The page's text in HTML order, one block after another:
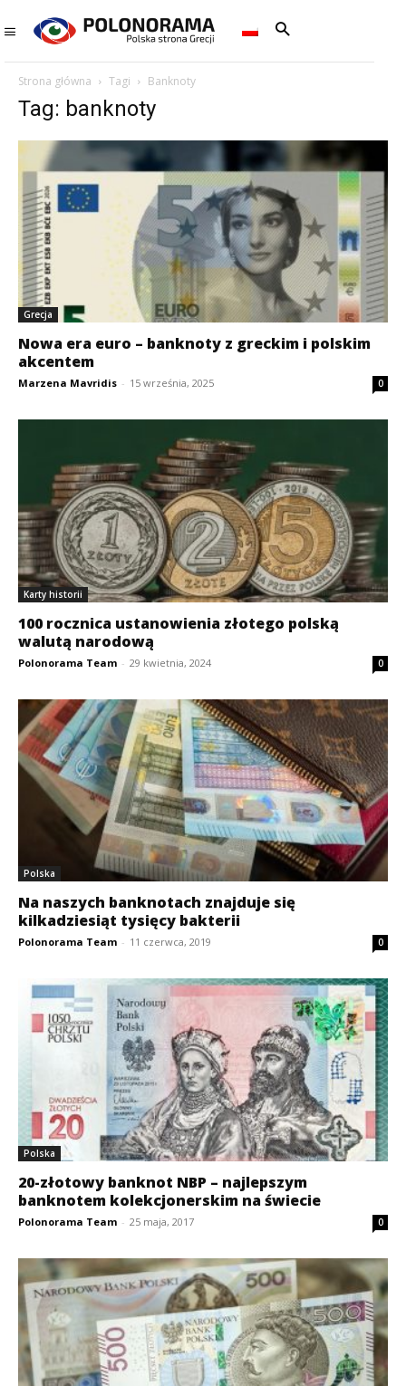
Strona główna Tagi Banknoty
Tag: banknoty
Grecja
Nowa era euro – banknoty z greckim i polskim
akcentem
Marzena Mavridis - 15 września, 2025 0
Karty historii
100 rocznica ustanowienia złotego polską
walutą narodową
Polonorama Team - 29 kwietnia, 2024 0
Polska
Na naszych banknotach znajduje się
kilkadziesiąt tysięcy bakterii
Polonorama Team - 11 czerwca, 2019 0
Polska
20-złotowy banknot NBP – najlepszym
banknotem kolekcjonerskim na świecie
Polonorama Team - 25 maja, 2017 0